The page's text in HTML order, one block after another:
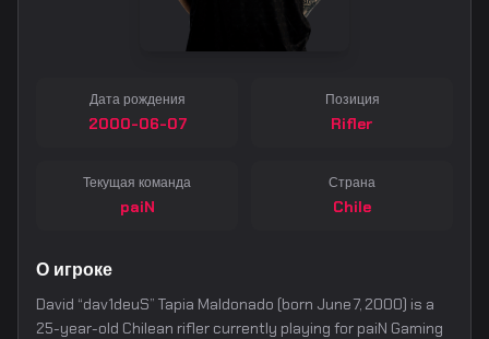
Дата рождения
2000-06-07
Позиция
Rifler
Текущая команда
paiN
Страна
Chile
О игроке
David “dav1deuS” Tapia Maldonado (born June 7, 2000) is a
25-year-old Chilean rifler currently playing for paiN Gaming